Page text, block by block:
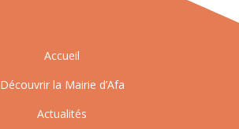
Accueil
Découvrir la Mairie d’Afa
Actualités